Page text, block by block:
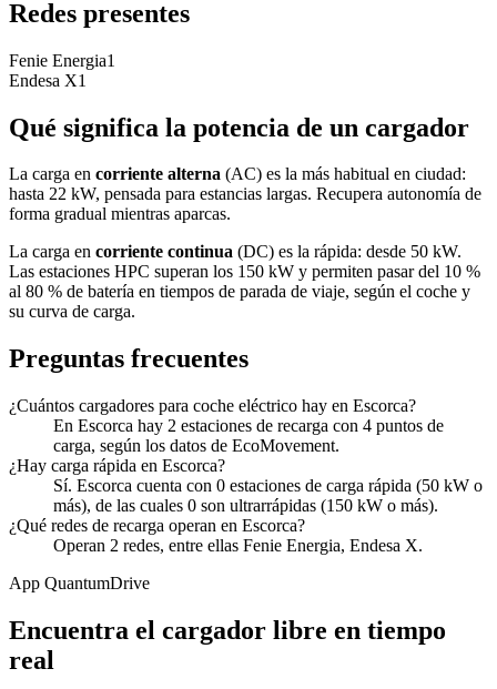
Redes presentes
Fenie Energia1
Endesa X1
Qué significa la potencia de un cargador
La carga en corriente alterna (AC) es la más habitual en ciudad:
hasta 22 kW, pensada para estancias largas. Recupera autonomía de
forma gradual mientras aparcas.
La carga en corriente continua (DC) es la rápida: desde 50 kW.
Las estaciones HPC superan los 150 kW y permiten pasar del 10 %
al 80 % de batería en tiempos de parada de viaje, según el coche y
su curva de carga.
Preguntas frecuentes
¿Cuántos cargadores para coche eléctrico hay en Escorca?
En Escorca hay 2 estaciones de recarga con 4 puntos de
carga, según los datos de EcoMovement.
¿Hay carga rápida en Escorca?
Sí. Escorca cuenta con 0 estaciones de carga rápida (50 kW o
más), de las cuales 0 son ultrarrápidas (150 kW o más).
¿Qué redes de recarga operan en Escorca?
Operan 2 redes, entre ellas Fenie Energia, Endesa X.
App QuantumDrive
Encuentra el cargador libre en tiempo
real